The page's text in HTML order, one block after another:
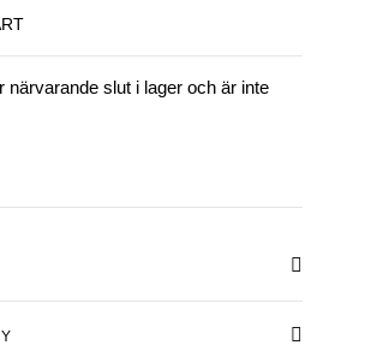
närvarande slut i lager och är inte